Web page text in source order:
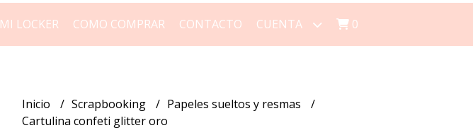
MI LOCKER COMO COMPRAR CONTACTO CUENTA 0
Inicio Scrapbooking
Papeles sueltos y resmas
Cartulina confeti glitter oro